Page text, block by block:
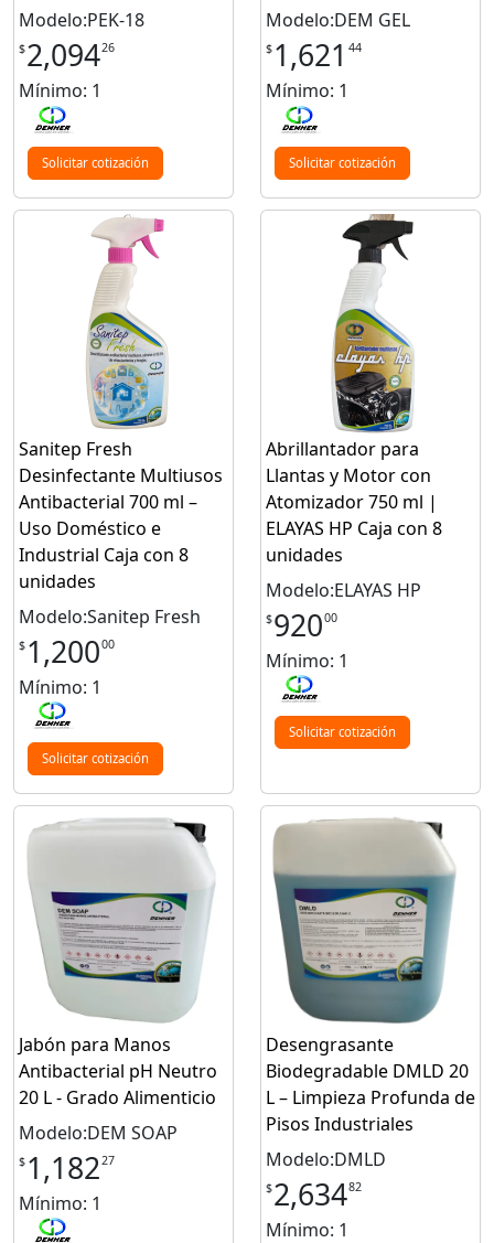
Modelo:PEK-18
$2,09426
Mínimo: 1
Solicitar cotización
Modelo:DEM GEL
$ 1,621 44
Mínimo: 1
Solicitar cotización
Sanitep Fresh
Desinfectante Multiusos
Antibacterial 700 ml –
Uso Doméstico e
Industrial Caja con 8
unidades
Modelo:Sanitep Fresh
$ 1,20000
Mínimo: 1
Solicitar cotización
Abrillantador para
Llantas y Motor con
Atomizador 750 ml |
ELAYAS HP Caja con 8
unidades
Modelo:ELAYAS HP
$92000
Mínimo: 1
Solicitar cotización
Jabón para Manos
Antibacterial pH Neutro
20 L - Grado Alimenticio
Modelo:DEM SOAP
$ 1,18227
Mínimo: 1
Desengrasante
Biodegradable DMLD 20
L – Limpieza Profunda de
Pisos Industriales
Modelo:DMLD
$2,63482
Mínimo: 1